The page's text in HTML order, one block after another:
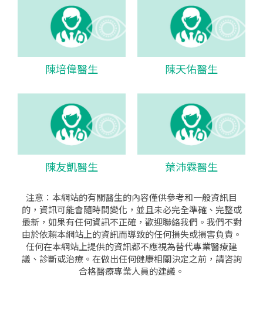
陳培偉醫生 陳天佑醫生
陳友凱醫生 葉沛霖醫生
注意：本網站的有關醫生的內容僅供參考和一般資訊目
的，資訊可能會隨時間變化，並且未必完全準確、完整或
最新，如果有任何資訊不正確，歡迎聯絡我們。我們不對
由於依賴本網站上的資訊而導致的任何損失或損害負責。
任何在本網站上提供的資訊都不應視為替代專業醫療建
議、診斷或治療。在做出任何健康相關決定之前，請咨詢
合格醫療專業人員的建議。